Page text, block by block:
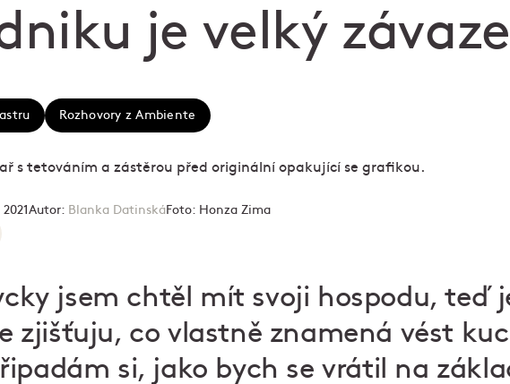
je velký
Rozhovory z Ambiente
Autor: Blanka DatinskáFoto: Honza Zima
jsem chtěl mít svoji hospodu, teď
zjišťuju, co vlastně znamená vést
si, jako bych se vrátil na